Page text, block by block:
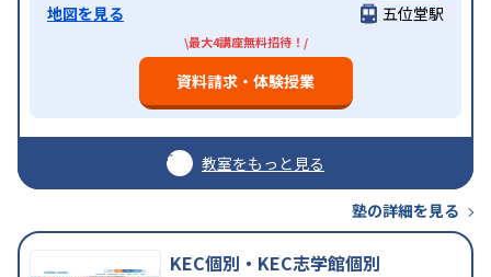
地図を見る 五位堂駅
\最大4講座無料招待！/
資料請求・体験授業
教室をもっと見る
塾の詳細を見る
KEC個別・KEC志学館個別